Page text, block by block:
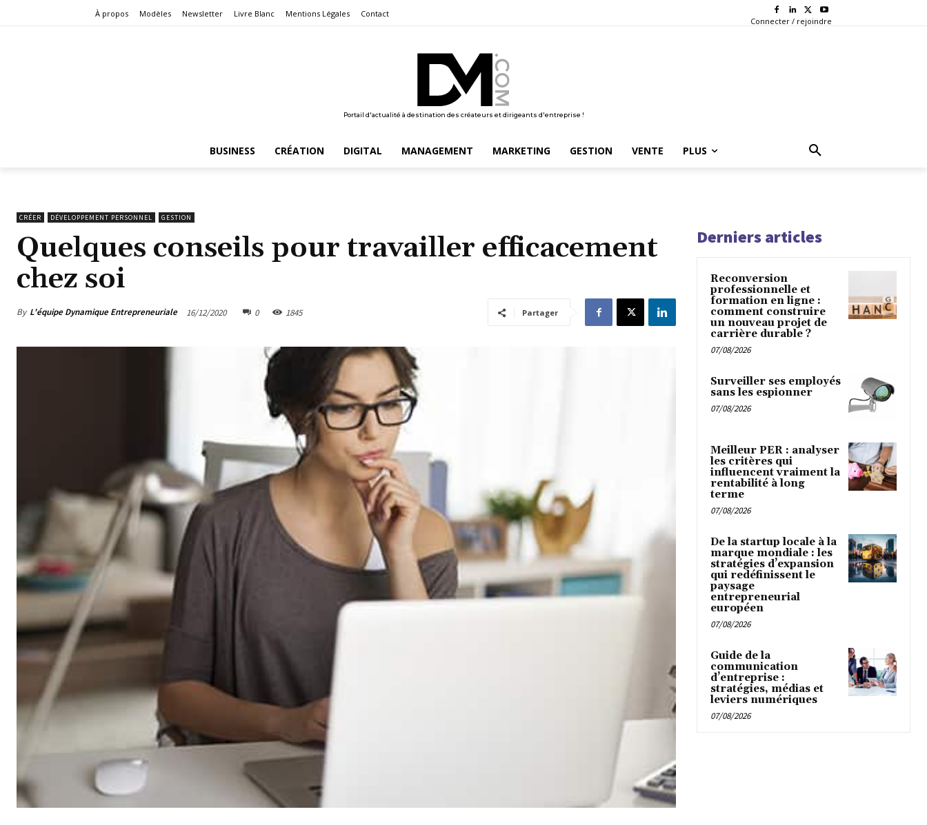
À propos Modèles Newsletter Livre Blanc Mentions Légales Contact
Connecter / rejoindre
Portail d'actualité à destination des créateurs et dirigeants d'entreprise !
BUSINESS CRÉATION DIGITAL MANAGEMENT MARKETING GESTION VENTE PLUS
CRÉER DÉVELOPPEMENT PERSONNEL GESTION
Quelques conseils pour travailler efficacement
chez soi
By L'équipe Dynamique Entrepreneuriale 16/12/2020 0 1845 Partager
Derniers articles
Reconversion
professionnelle et
formation en ligne :
comment construire
un nouveau projet de
carrière durable ?
07/08/2026
Surveiller ses employés
sans les espionner
07/08/2026
Meilleur PER : analyser
les critères qui
influencent vraiment la
rentabilité à long
terme
07/08/2026
De la startup locale à la
marque mondiale : les
stratégies d’expansion
qui redéfinissent le
paysage
entrepreneurial
européen
07/08/2026
Guide de la
communication
d’entreprise :
stratégies, médias et
leviers numériques
07/08/2026